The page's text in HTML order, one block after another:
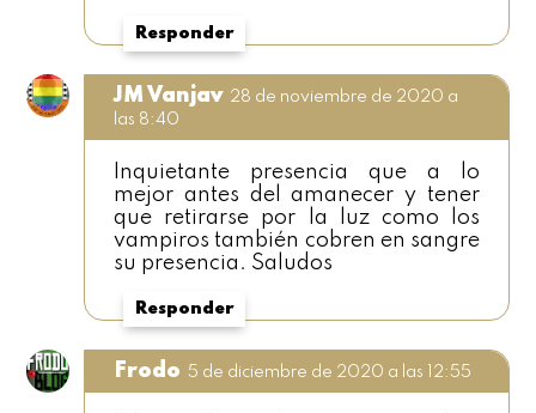
Responder
JM Vanjav 28 de noviembre de 2020 a
las 8:40
Inquietante presencia que a lo
mejor antes del amanecer y tener
que retirarse por la luz como los
vampiros también cobren en sangre
su presencia. Saludos
Responder
Frodo 5 de diciembre de 2020 a las 12:55